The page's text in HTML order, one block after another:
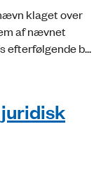
klaget over
af nævnet
efterfølgende b...